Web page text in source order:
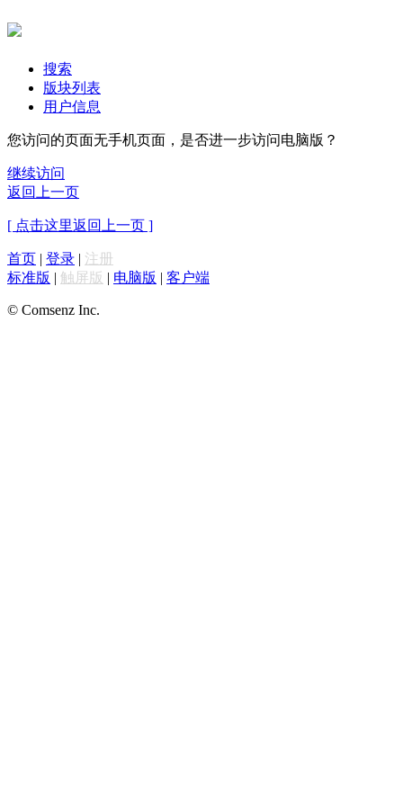
搜索
版块列表
用户信息
您访问的页面无手机页面，是否进一步访问电脑版？
继续访问
返回上一页
[ 点击这里返回上一页 ]
首页 | 登录 | 注册
标准版 | 触屏版 | 电脑版 | 客户端
© Comsenz Inc.